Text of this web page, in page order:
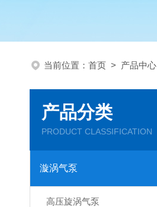
当前位置： 首页 > 产品中心
产品分类
PRODUCT CLASSIFICATION
漩涡气泵
高压旋涡气泵